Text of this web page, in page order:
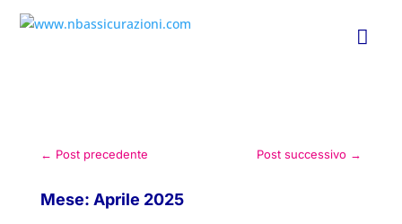

← Post precedente Post successivo →
Mese: Aprile 2025